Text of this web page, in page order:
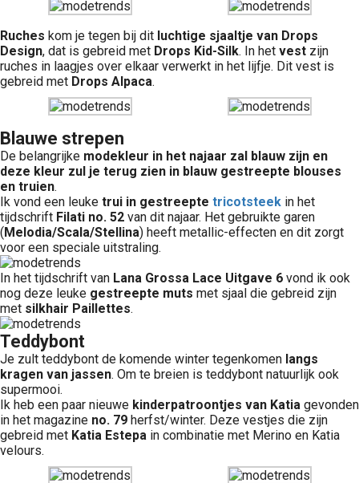
Ruches kom je tegen bij dit luchtige sjaaltje van Drops
Design, dat is gebreid met Drops Kid-Silk. In het vest zijn
ruches in laagjes over elkaar verwerkt in het lijfje. Dit vest is
gebreid met Drops Alpaca.
Blauwe strepen
De belangrijke modekleur in het najaar zal blauw zijn en
deze kleur zul je terug zien in blauw gestreepte blouses
en truien.
Ik vond een leuke trui in gestreepte tricotsteek in het
tijdschrift Filati no. 52 van dit najaar. Het gebruikte garen
(Melodia/Scala/Stellina) heeft metallic-effecten en dit zorgt
voor een speciale uitstraling.
In het tijdschrift van Lana Grossa Lace Uitgave 6 vond ik ook
nog deze leuke gestreepte muts met sjaal die gebreid zijn
met silkhair Paillettes.
Teddybont
Je zult teddybont de komende winter tegenkomen langs
kragen van jassen. Om te breien is teddybont natuurlijk ook
supermooi.
Ik heb een paar nieuwe kinderpatroontjes van Katia gevonden
in het magazine no. 79 herfst/winter. Deze vestjes die zijn
gebreid met Katia Estepa in combinatie met Merino en Katia
velours.